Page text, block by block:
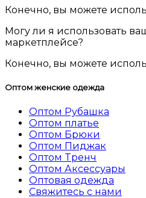
Конечно, вы можете
Могу ли я использовать
маркетплейсe?
Конечно, вы можете
Оптом женские одежда
Оптом Рубашка
Оптом платье
Оптом Брюки
Оптом Пиджак
Оптом Tренч
Оптом Аксессуары
Оптовая одежда
Свяжитесь с нами